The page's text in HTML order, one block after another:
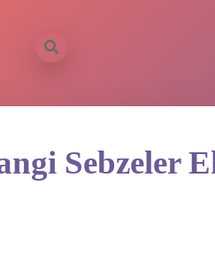
Sebzeler